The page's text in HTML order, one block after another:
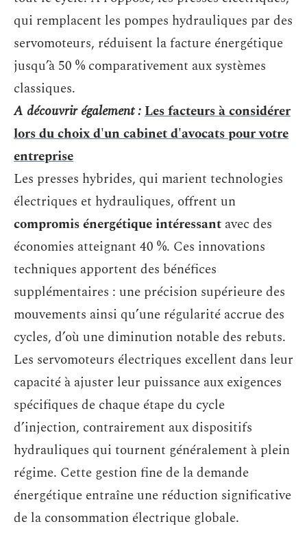
qui remplacent les pompes hydrauliques par des
servomoteurs, réduisent la facture énergétique
jusqu’à 50 % comparativement aux systèmes
classiques.
A découvrir également :Les facteurs à considérer
lors du choix d'un cabinet d'avocats pour votre
entreprise
Les presses hybrides, qui marient technologies
électriques et hydrauliques, offrent un
compromis énergétique intéressant avec des
économies atteignant 40 %. Ces innovations
techniques apportent des bénéfices
supplémentaires : une précision supérieure des
mouvements ainsi qu’une régularité accrue des
cycles, d’où une diminution notable des rebuts.
Les servomoteurs électriques excellent dans leur
capacité à ajuster leur puissance aux exigences
spécifiques de chaque étape du cycle
d’injection, contrairement aux dispositifs
hydrauliques qui tournent généralement à plein
régime. Cette gestion fine de la demande
énergétique entraîne une réduction significative
de la consommation électrique globale.